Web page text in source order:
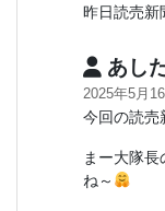
昨日読売新
あし
2025年5月16
今回の読売
まー大隊
ね～